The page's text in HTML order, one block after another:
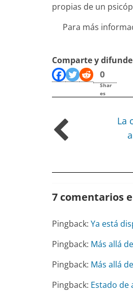
propias de un
Para más
Comparte y difunde
0
Shar
es
La
7 comentarios
Pingback: Ya está
Pingback: Más allá
Pingback: Más allá
Pingback: Estado de